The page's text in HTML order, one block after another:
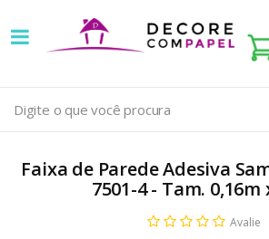
Decore
com
papel
é
pioneira
em
Faixa de Parede Adesiva
7501-4 - Tam. 0,16m
Avalie